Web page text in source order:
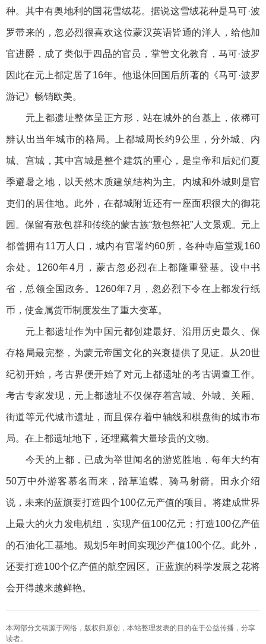
种。其中有奥地利的国花雪绒花。据说这雪绒花种是马可·波
罗带来的，忽必烈很喜欢这位蒙汉英语皆通的洋人，给他加
官进爵，成了类似于四品的官员，掌管文化教育，马可·波罗
因此在元上都定居了16年。他退休回国后所著的《马可·波罗
游记》畅销欧美。
元上都遗址整体呈正方形，站在城外的台基上，依稀可
辨认出当年城市的格局。上都城周长约9公里，分外城、内
城、宫城，其中宫城是整个建筑的重心，是皇帝和后妃们夏
季避暑之地，以天然木质建筑结构为主。内城和外城则是官
吏们的居住地。此外，在都城附近还有一座面积很大的御花
园。保留有敖包群和传统的蒙古族“敖包祭祀”人文景观。元上
都曾拥有11万人口，城内有官署约60所，各种寺庙堂观160
余处。1260年4月，蒙古忽必烈在上都隆重登基。设中书
省，总领全国政务。1260年7月，忽必烈下令在上都发行纸
币，使金属货币制度发生了重大变革。
元上都遗址作为中国元都创建最好、沿用历史最久、保
存格局最完整，为蒙元帝国文化的兴衰提供了见证。从20世
纪初开始，考古界便开始了对元上都遗址的考古调查工作。
考古专家发现，元上都遗址不仅保存着宫城、外城、关厢、
街道等元代城市遗址，而且保存着中轴线和棋盘街的城市布
局。在上都遗址地下，还埋藏着大量珍贵的文物。
今天的上都，已成为举世闻名的游览胜地，每年大约有
50万中外游客慕名而来，踏草追蝶、骑马射箭。田永介绍
说，未来的蓝旗要打造四个100亿元产值的项目。将建成世界
上最大的火力发电机组，实现产值100亿元；打造100亿产值
的石油化工基地。规划5年时间实现沙产值100个亿。此外，
还要打造100个亿产值的航空园区。正蓝旗的科学发展之花将
会开得越来越鲜艳。
本网部分文稿源于网络，版权归原创，本站整理发表的目的在于公益传播，分享
读者。